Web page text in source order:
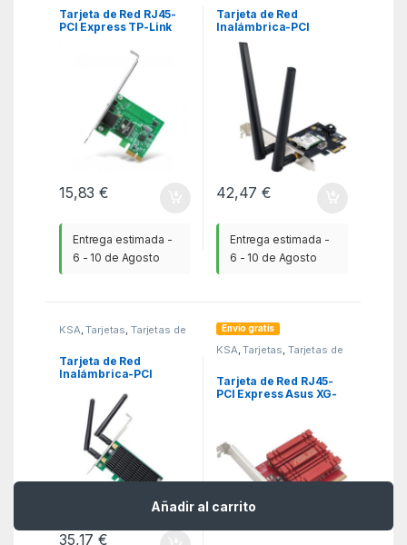
Añadir al carrito
Tarjeta de Red RJ45-
PCI Express TP-Link
15,83€
Entrega estimada -
6 - 10 de Agosto
Tarjeta de Red
Inalámbrica-PCI
Express Asus PCE-
AXE5400/ 5400Mbps/
2.4/5/6GHz
42,47€
Entrega estimada -
6 - 10 de Agosto
KSA ,Tarjetas Tarjetas de
Tarjeta de Red
Inalámbrica-PCI
Archer T4E/
1200Mbps/ 2.4/5GHz
35,17€
Envío gratis
KSA ,Tarjetas Tarjetas de
Tarjeta de Red RJ45-
PCI Express Asus XG-